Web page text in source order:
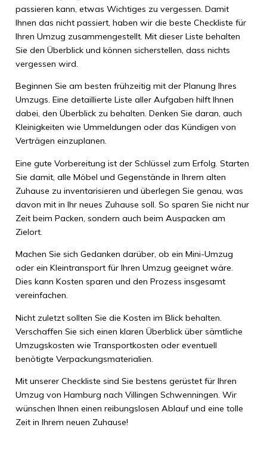
passieren kann, etwas Wichtiges zu vergessen. Damit
Ihnen das nicht passiert, haben wir die beste Checkliste für
Ihren Umzug zusammengestellt. Mit dieser Liste behalten
Sie den Überblick und können sicherstellen, dass nichts
vergessen wird.
Beginnen Sie am besten frühzeitig mit der Planung Ihres
Umzugs. Eine detaillierte Liste aller Aufgaben hilft Ihnen
dabei, den Überblick zu behalten. Denken Sie daran, auch
Kleinigkeiten wie Ummeldungen oder das Kündigen von
Verträgen einzuplanen.
Eine gute Vorbereitung ist der Schlüssel zum Erfolg. Starten
Sie damit, alle Möbel und Gegenstände in Ihrem alten
Zuhause zu inventarisieren und überlegen Sie genau, was
davon mit in Ihr neues Zuhause soll. So sparen Sie nicht nur
Zeit beim Packen, sondern auch beim Auspacken am
Zielort.
Machen Sie sich Gedanken darüber, ob ein Mini-Umzug
oder ein Kleintransport für Ihren Umzug geeignet wäre.
Dies kann Kosten sparen und den Prozess insgesamt
vereinfachen.
Nicht zuletzt sollten Sie die Kosten im Blick behalten.
Verschaffen Sie sich einen klaren Überblick über sämtliche
Umzugskosten wie Transportkosten oder eventuell
benötigte Verpackungsmaterialien.
Mit unserer Checkliste sind Sie bestens gerüstet für Ihren
Umzug von Hamburg nach Villingen Schwenningen. Wir
wünschen Ihnen einen reibungslosen Ablauf und eine tolle
Zeit in Ihrem neuen Zuhause!